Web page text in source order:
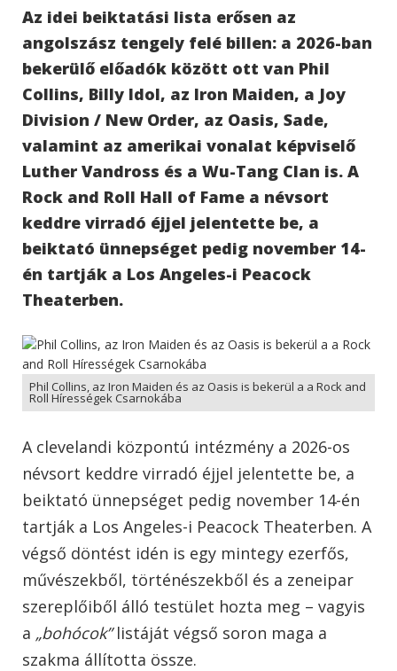
Az idei beiktatási lista erősen az
angolszász tengely felé billen: a 2026-ban
bekerülő előadók között ott van Phil
Collins, Billy Idol, az Iron Maiden, a Joy
Division / New Order, az Oasis, Sade,
valamint az amerikai vonalat képviselő
Luther Vandross és a Wu-Tang Clan is. A
Rock and Roll Hall of Fame a névsort
keddre virradó éjjel jelentette be, a
beiktató ünnepséget pedig november 14-
én tartják a Los Angeles-i Peacock
Theaterben.
Phil Collins, az Iron Maiden és az Oasis is bekerül a a Rock and
Roll Hírességek Csarnokába
A clevelandi központú intézmény a 2026-os
névsort keddre virradó éjjel jelentette be, a
beiktató ünnepséget pedig november 14-én
tartják a Los Angeles-i Peacock Theaterben. A
végső döntést idén is egy mintegy ezerfős,
művészekből, történészekből és a zeneipar
szereplőiből álló testület hozta meg – vagyis
a „bohócok”listáját végső soron maga a
szakma állította össze.